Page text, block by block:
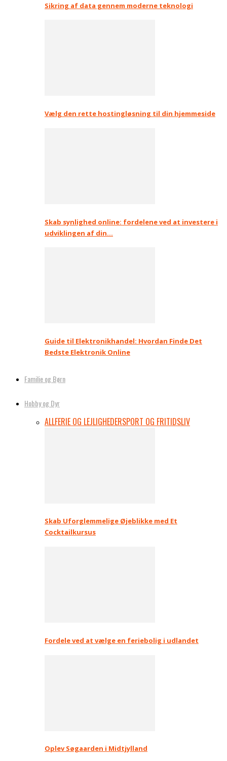
Sikring af data gennem moderne teknologi
Vælg den rette hostingløsning til din hjemmeside
Skab synlighed online: fordelene ved at investere i
udviklingen af din…
Guide til Elektronikhandel: Hvordan Finde Det
Bedste Elektronik Online
Familie og Børn
Hobby og Dyr
ALLFERIE OG LEJLIGHEDERSPORT OG FRITIDSLIV
Skab Uforglemmelige Øjeblikke med Et
Cocktailkursus
Fordele ved at vælge en feriebolig i udlandet
Oplev Søgaarden i Midtjylland